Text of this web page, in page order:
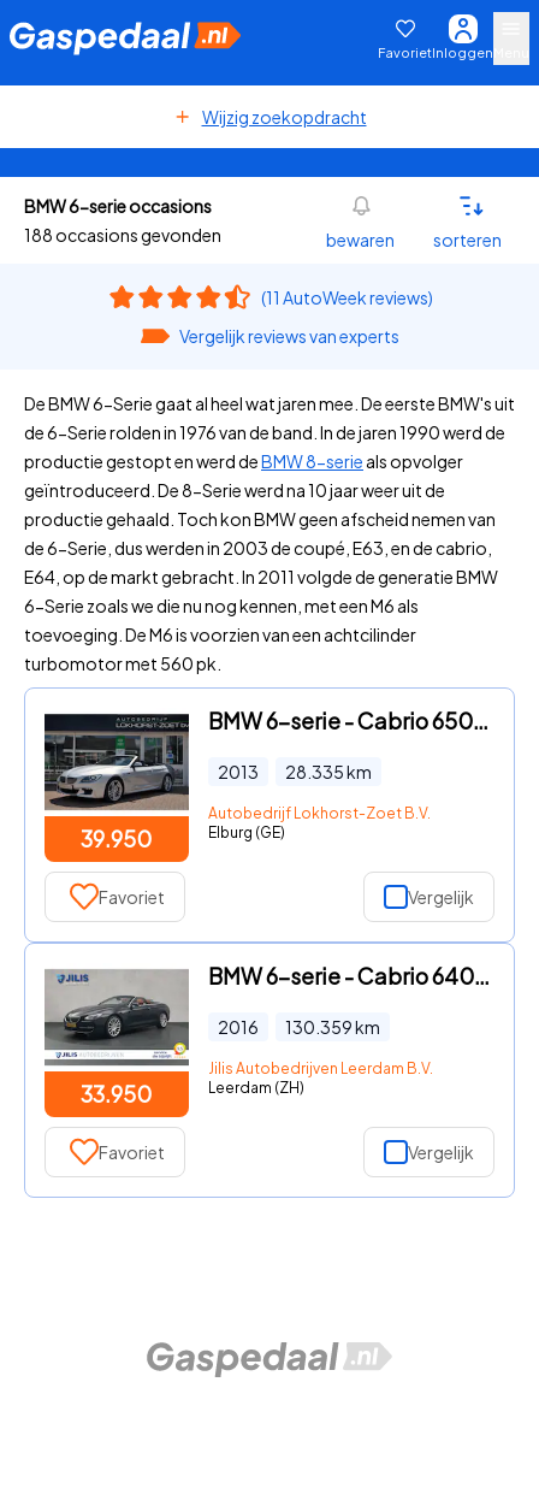
FavorietInloggen
Wijzig zoekopdracht
BMW 6-serie occasions
188 occasions gevonden
bewaren sorteren
(11 AutoWeek reviews)
Vergelijk reviews van experts
De BMW 6-Serie gaat al heel wat jaren mee. De eerste BMW's uit
de 6-Serie rolden in 1976 van de band. In de jaren 1990 werd de
productie gestopt en werd deBMW 8-serie als opvolger
geïntroduceerd. De 8-Serie werd na 10 jaar weer uit de
productie gehaald. Toch kon BMW geen afscheid nemen van
de 6-Serie, dus werden in 2003 de coupé, E63, en de cabrio,
E64, op de markt gebracht. In 2011 volgde de generatie BMW
6-Serie zoals we die nu nog kennen, met een M6 als
toevoeging. De M6 is voorzien van een achtcilinder
turbomotor met 560 pk.
39.950
BMW 6-serie - Cabrio 650i High Executive | Adaptive Drive | Soft Close | 2
2013 28.335km
Autobedrijf Lokhorst-Zoet B.V.
Elburg (GE)
Favoriet Vergelijk
33.950
BMW 6-serie - Cabrio 640i Individual Edition l Nederlandse auto | Head-up
2016 130.359km
Jilis Autobedrijven Leerdam B.V.
Leerdam (ZH)
Favoriet Vergelijk